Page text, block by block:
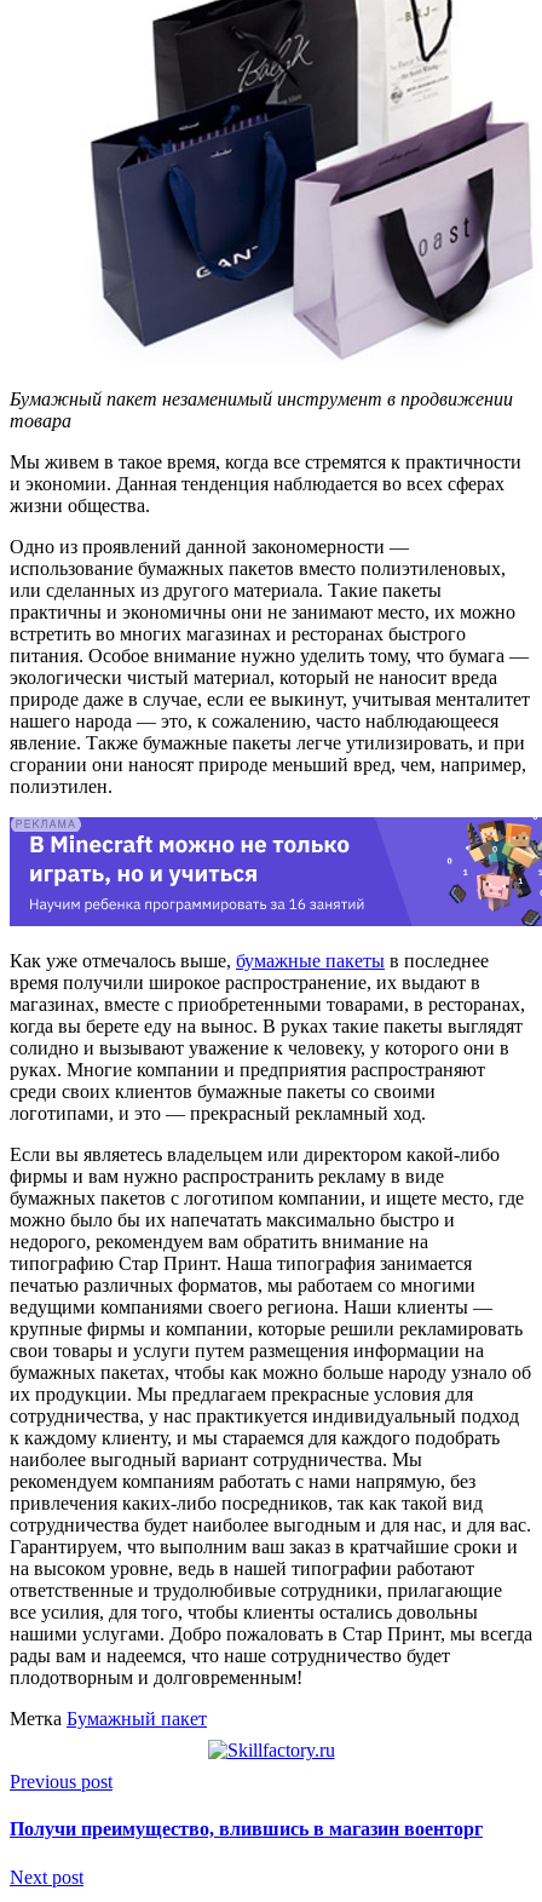
Бумажный пакет незаменимый инструмент в продвижении
товара
Мы живем в такое время, когда все стремятся к практичности
и экономии. Данная тенденция наблюдается во всех сферах
жизни общества.
Одно из проявлений данной закономерности —
использование бумажных пакетов вместо полиэтиленовых,
или сделанных из другого материала. Такие пакеты
практичны и экономичны они не занимают место, их можно
встретить во многих магазинах и ресторанах быстрого
питания. Особое внимание нужно уделить тому, что бумага —
экологически чистый материал, который не наносит вреда
природе даже в случае, если ее выкинут, учитывая менталитет
нашего народа — это, к сожалению, часто наблюдающееся
явление. Также бумажные пакеты легче утилизировать, и при
сгорании они наносят природе меньший вред, чем, например,
полиэтилен.
Как уже отмечалось выше, бумажные пакеты в последнее
время получили широкое распространение, их выдают в
магазинах, вместе с приобретенными товарами, в ресторанах,
когда вы берете еду на вынос. В руках такие пакеты выглядят
солидно и вызывают уважение к человеку, у которого они в
руках. Многие компании и предприятия распространяют
среди своих клиентов бумажные пакеты со своими
логотипами, и это — прекрасный рекламный ход.
Если вы являетесь владельцем или директором какой-либо
фирмы и вам нужно распространить рекламу в виде
бумажных пакетов с логотипом компании, и ищете место, где
можно было бы их напечатать максимально быстро и
недорого, рекомендуем вам обратить внимание на
типографию Стар Принт. Наша типография занимается
печатью различных форматов, мы работаем со многими
ведущими компаниями своего региона. Наши клиенты —
крупные фирмы и компании, которые решили рекламировать
свои товары и услуги путем размещения информации на
бумажных пакетах, чтобы как можно больше народу узнало об
их продукции. Мы предлагаем прекрасные условия для
сотрудничества, у нас практикуется индивидуальный подход
к каждому клиенту, и мы стараемся для каждого подобрать
наиболее выгодный вариант сотрудничества. Мы
рекомендуем компаниям работать с нами напрямую, без
привлечения каких-либо посредников, так как такой вид
сотрудничества будет наиболее выгодным и для нас, и для вас.
Гарантируем, что выполним ваш заказ в кратчайшие сроки и
на высоком уровне, ведь в нашей типографии работают
ответственные и трудолюбивые сотрудники, прилагающие
все усилия, для того, чтобы клиенты остались довольны
нашими услугами. Добро пожаловать в Стар Принт, мы всегда
рады вам и надеемся, что наше сотрудничество будет
плодотворным и долговременным!
Метка Бумажный пакет
Previous post
Получи преимущество, влившись в магазин военторг
Next post